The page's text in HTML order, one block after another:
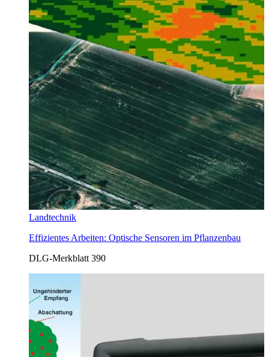
Landtechnik
Effizientes Arbeiten: Optische Sensoren im Pflanzenbau
DLG-Merkblatt 390